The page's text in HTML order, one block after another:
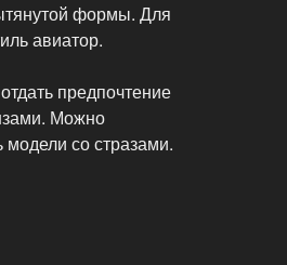
формы. Для
авиатор.
предпочтение
Можно
модели со стразами.